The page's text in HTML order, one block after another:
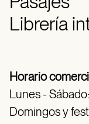
Librería
Horario
Lunes -
Domingos y